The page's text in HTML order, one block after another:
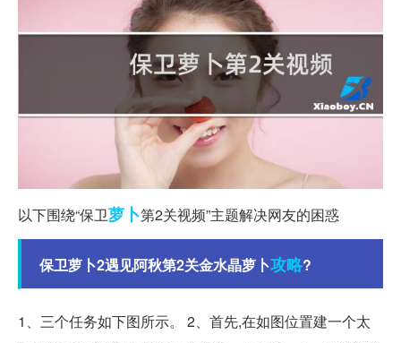
以下围绕“保卫萝卜第2关视频”主题解决网友的困惑
保卫萝卜2遇见阿秋第2关金水晶萝卜攻略?
1、三个任务如下图所示。 2、首先,在如图位置建一个太